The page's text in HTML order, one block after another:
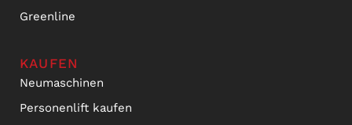
Greenline
KAUFEN
Neumaschinen
Personenlift kaufen